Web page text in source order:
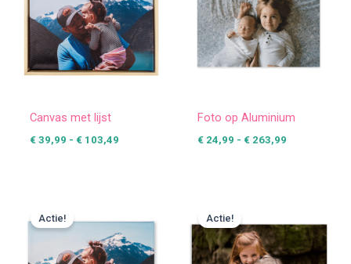
Canvas met lijst
€39,99 - €103,49
Foto op Aluminium
€24,99 - €263,99
Actie!
tot
€ 57,49
Actie!
tot
€ 112,49